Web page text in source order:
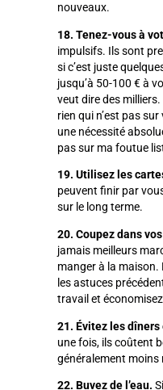
nouveaux.
18. Tenez-vous à
impulsifs. Ils sont
si c’est juste
jusqu’à 50-100 € à
veut dire des
rien qui n’est pas
une nécessité
pas sur ma foutue
19. Utilisez les
peuvent finir par
sur le long terme.
20. Coupez dans
jamais meilleurs
manger à la maison.
les astuces
travail et
21. Évitez les
une fois, ils coûtent
généralement
22. Buvez de l’eau.